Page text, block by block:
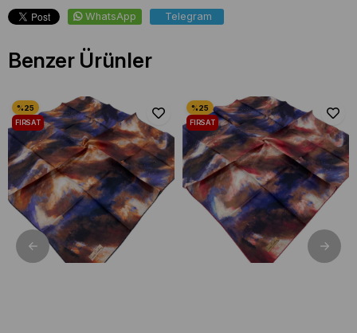
WhatsApp Telegram
Benzer Ürünler
FIRSAT
ÜRÜNÜ
FIRSAT
ÜRÜNÜ